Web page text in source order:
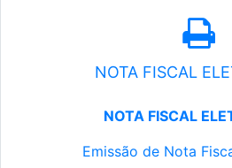
NOTA FISCAL
NOTA FISCAL
Emissão de Nota